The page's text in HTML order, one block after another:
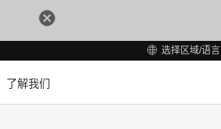
选择区域/语言
了解我们